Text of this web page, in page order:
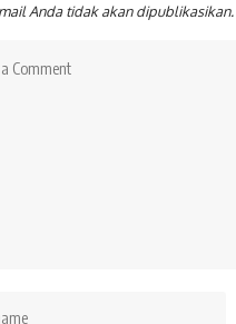
Anda tidak akan dipublikasikan.